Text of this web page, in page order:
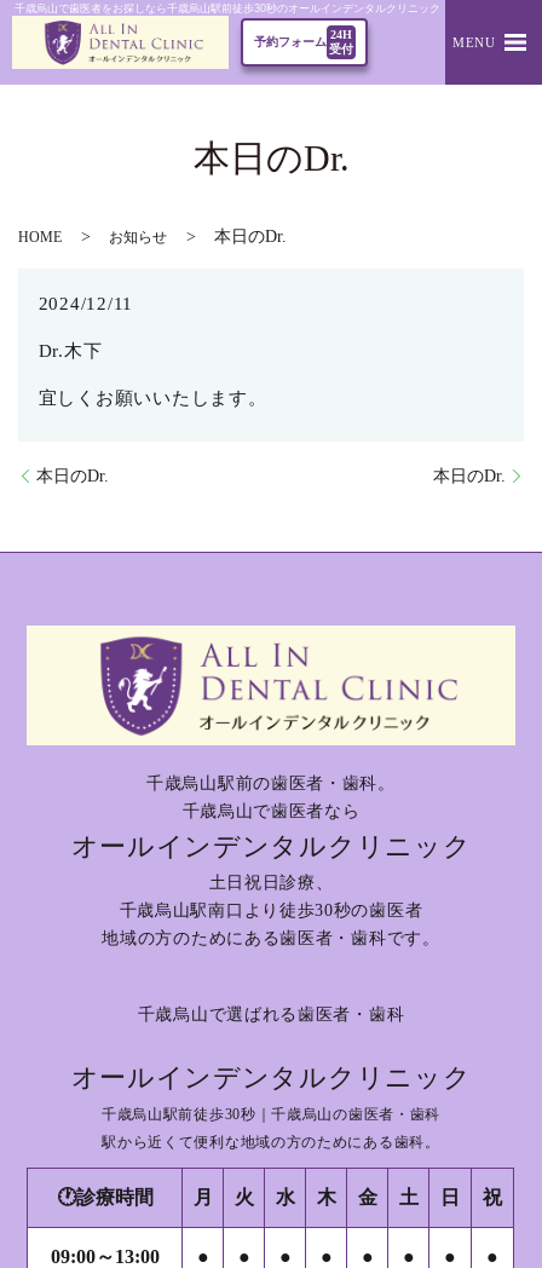
千歳烏山で歯医者をお探しなら千歳烏山駅前徒歩30秒のオールインデンタルクリニック｜本日のDr.
予約フォーム
24H
受付
MENU
本日のDr.
HOME お知らせ 本日のDr.
2024/12/11
Dr.木下
宜しくお願いいたします。
本日のDr. 本日のDr.
千歳烏山駅前の歯医者・歯科。
千歳烏山で歯医者なら
オールインデンタルクリニック
土日祝日診療、
千歳烏山駅南口より徒歩30秒の歯医者
地域の方のためにある歯医者・歯科です。
千歳烏山で選ばれる歯医者・歯科
オールインデンタルクリニック
千歳烏山駅前徒歩30秒｜千歳烏山の歯医者・歯科
駅から近くて便利な地域の方のためにある歯科。
🕐診療時間 月 火 水 木 金 土 日 祝
09:00～13:00 ● ● ● ● ● ● ● ●